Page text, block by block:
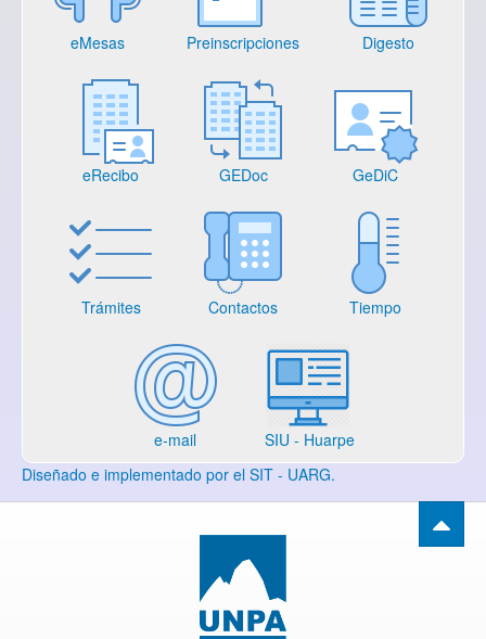
eMesas Preinscripciones Digesto
eRecibo GEDoc GeDiC
Trámites Contactos Tiempo
e-mail
SIU - Huarpe
Diseñado e implementado por el SIT - UARG.